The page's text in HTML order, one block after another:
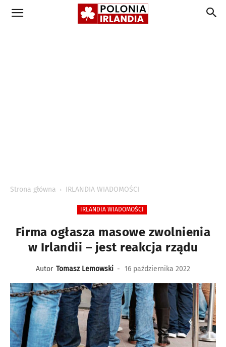
Strona główna IRLANDIA WIADOMOŚCI
IRLANDIA WIADOMOŚCI
Firma ogłasza masowe zwolnienia
w Irlandii – jest reakcja rządu
Autor Tomasz Lemowski - 16 października 2022